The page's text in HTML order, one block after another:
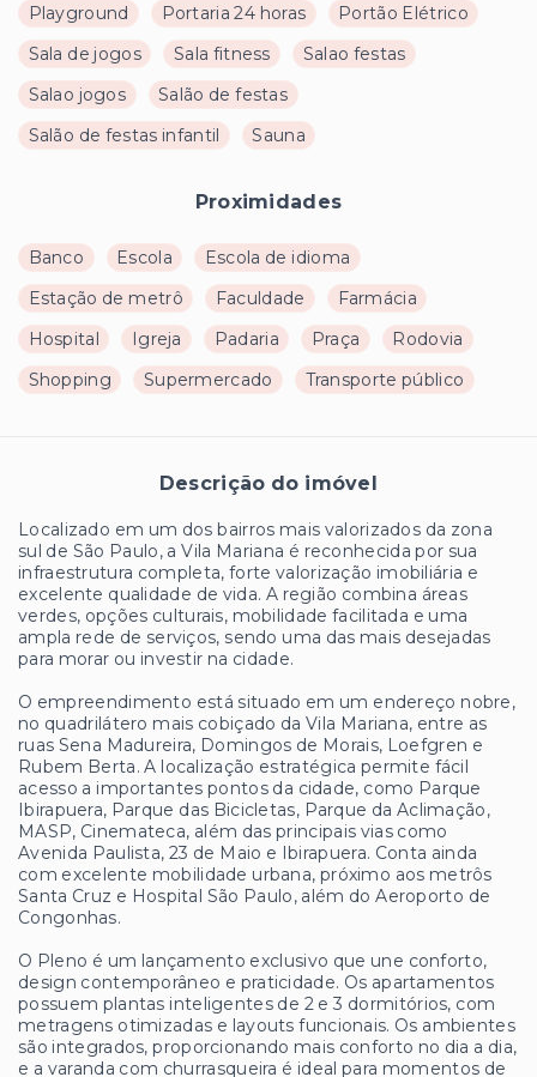
Playground
Portaria 24 horas
Portão Elétrico
Sala de jogos
Sala fitness
Salao festas
Salao jogos
Salão de festas
Salão de festas infantil
Sauna
Proximidades
Banco Escola
Escola de idioma
Estação de metrô
Faculdade
Farmácia
Hospital
Igreja Padaria Praça
Rodovia
Shopping
Supermercado Transporte público
Descrição do imóvel
Localizado em um dos bairros mais valorizados da zona
sul de São Paulo, a Vila Mariana é reconhecida por sua
infraestrutura completa, forte valorização imobiliária e
excelente qualidade de vida. A região combina áreas
verdes, opções culturais, mobilidade facilitada e uma
ampla rede de serviços, sendo uma das mais desejadas
para morar ou investir na cidade.
O empreendimento está situado em um endereço nobre,
no quadrilátero mais cobiçado da Vila Mariana, entre as
ruas Sena Madureira, Domingos de Morais, Loefgren e
Rubem Berta. A localização estratégica permite fácil
acesso a importantes pontos da cidade, como Parque
Ibirapuera, Parque das Bicicletas, Parque da Aclimação,
MASP, Cinemateca, além das principais vias como
Avenida Paulista, 23 de Maio e Ibirapuera. Conta ainda
com excelente mobilidade urbana, próximo aos metrôs
Santa Cruz e Hospital São Paulo, além do Aeroporto de
Congonhas.
O Pleno é um lançamento exclusivo que une conforto,
design contemporâneo e praticidade. Os apartamentos
possuem plantas inteligentes de 2 e 3 dormitórios, com
metragens otimizadas e layouts funcionais. Os ambientes
são integrados, proporcionando mais conforto no dia a dia,
e a varanda com churrasqueira é ideal para momentos de